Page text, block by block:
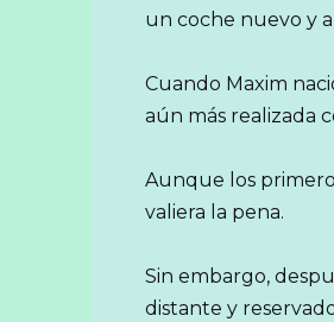
un coche nuevo y
Cuando Maxim
aún más realizada
Aunque los
valiera la pena.
Sin embargo,
distante y